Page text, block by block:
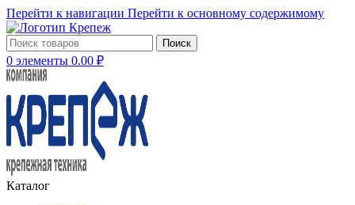
Перейти к навигации Перейти к основному содержимому
Поиск
0 элементы 0.00 ₽
Каталог